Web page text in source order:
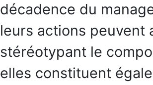
décadence du
leurs actions peuvent
stéréotypant le
elles constituent